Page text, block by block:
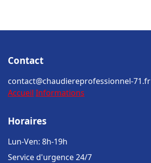
Contact
contact@chaudiereprofessionnel-71.fr
Accueil Informations
Horaires
Lun-Ven: 8h-19h
Service d'urgence 24/7